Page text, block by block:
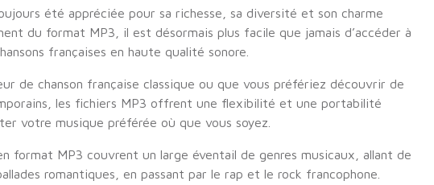
été appréciée pour sa richesse, sa diversité et son charme
du format MP3, il est désormais plus facile que jamais d’accéder à
françaises en haute qualité sonore.
de chanson française classique ou que vous préfériez découvrir de
les fichiers MP3 offrent une flexibilité et une portabilité
votre musique préférée où que vous soyez.
format MP3 couvrent un large éventail de genres musicaux, allant de
romantiques, en passant par le rap et le rock francophone.